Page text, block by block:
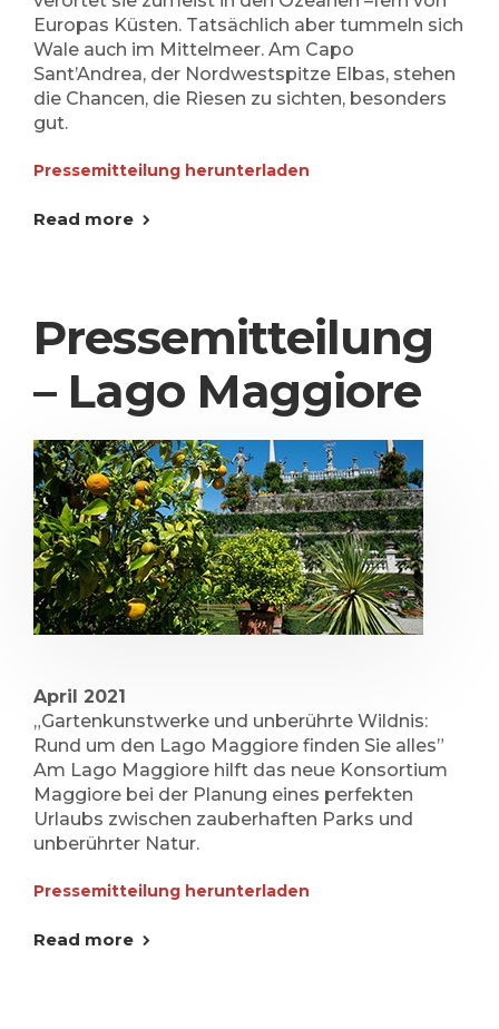
Europas Küsten. Tatsächlich aber tummeln sich
Wale auch im Mittelmeer. Am Capo
Sant’Andrea, der Nordwestspitze Elbas, stehen
die Chancen, die Riesen zu sichten, besonders
gut.
Pressemitteilung herunterladen
Read more
Pressemitteilung
– Lago Maggiore
April 2021
„Gartenkunstwerke und unberührte Wildnis:
Rund um den Lago Maggiore finden Sie alles”
Am Lago Maggiore hilft das neue Konsortium
Maggiore bei der Planung eines perfekten
Urlaubs zwischen zauberhaften Parks und
unberührter Natur.
Pressemitteilung herunterladen
Read more